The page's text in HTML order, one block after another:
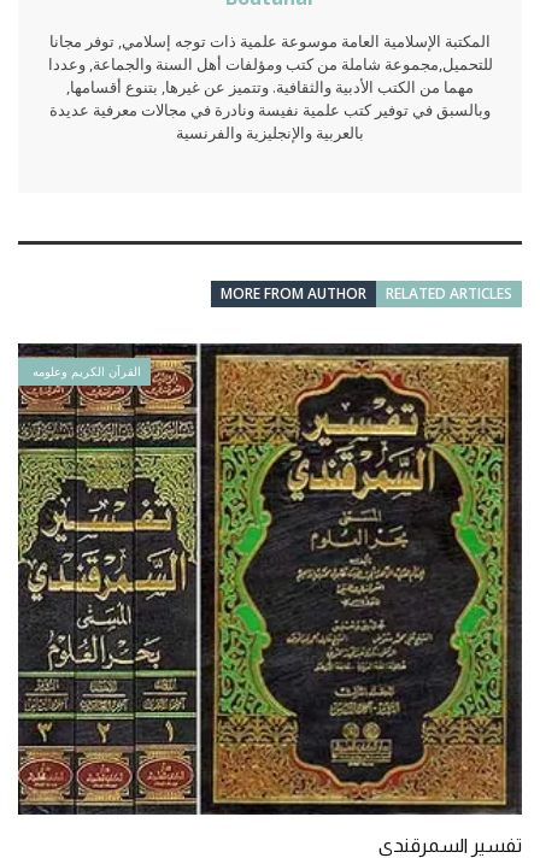
المكتبة الإسلامية العامة موسوعة علمية ذات توجه إسلامي, توفر مجانا
للتحميل,مجموعة شاملة من كتب ومؤلفات أهل السنة والجماعة, وعددا
مهما من الكتب الأدبية والثقافية. وتتميز عن غيرها, بتنوع أقسامها,
وبالسبق في توفير كتب علمية نفيسة ونادرة في مجالات معرفية عديدة
بالعربية والإنجليزية والفرنسية
RELATED ARTICLES
MORE FROM AUTHOR
القرآن الكريم وعلومه
تفسير السمرقندي